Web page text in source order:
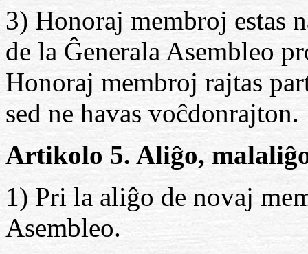
3) Honoraj membroj estas
de la Ĝenerala Asembleo
Honoraj membroj rajtas
sed ne havas voĉdonrajton.
Artikolo 5. Aliĝo,
1) Pri la aliĝo de novaj
Asembleo.